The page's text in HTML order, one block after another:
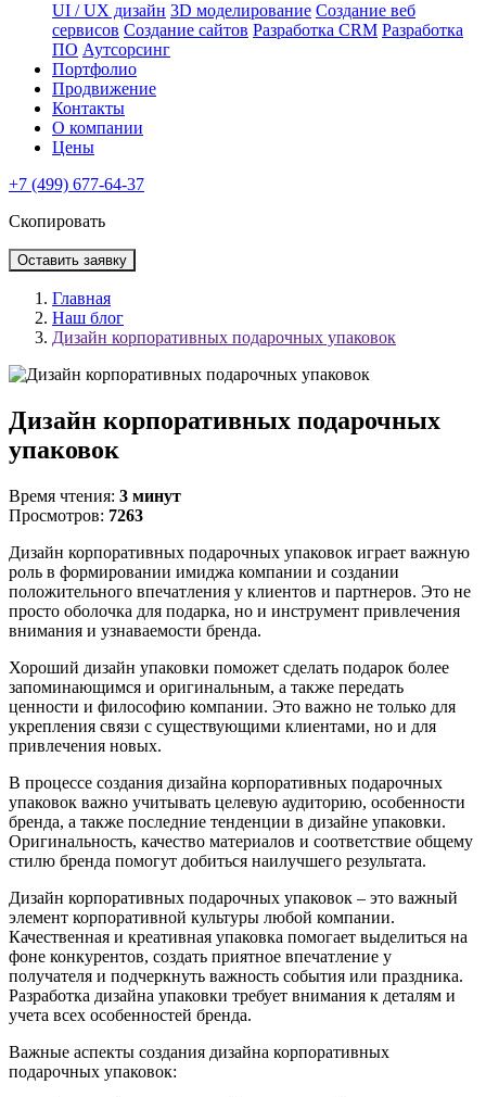
UI / UX дизайн 3D моделирование Создание веб
сервисов Создание сайтов Разработка CRM Разработка
ПО Аутсорсинг
Портфолио
Продвижение
Контакты
О компании
Цены
+7 (499) 677-64-37
Скопировать
Оставить заявку
Главная
Наш блог
Дизайн корпоративных подарочных упаковок
Дизайн корпоративных подарочных
упаковок
Время чтения: 3 минут
Просмотров: 7263
Дизайн корпоративных подарочных упаковок играет важную
роль в формировании имиджа компании и создании
положительного впечатления у клиентов и партнеров. Это не
просто оболочка для подарка, но и инструмент привлечения
внимания и узнаваемости бренда.
Хороший дизайн упаковки поможет сделать подарок более
запоминающимся и оригинальным, а также передать
ценности и философию компании. Это важно не только для
укрепления связи с существующими клиентами, но и для
привлечения новых.
В процессе создания дизайна корпоративных подарочных
упаковок важно учитывать целевую аудиторию, особенности
бренда, а также последние тенденции в дизайне упаковки.
Оригинальность, качество материалов и соответствие общему
стилю бренда помогут добиться наилучшего результата.
Дизайн корпоративных подарочных упаковок – это важный
элемент корпоративной культуры любой компании.
Качественная и креативная упаковка помогает выделиться на
фоне конкурентов, создать приятное впечатление у
получателя и подчеркнуть важность события или праздника.
Разработка дизайна упаковки требует внимания к деталям и
учета всех особенностей бренда.
Важные аспекты создания дизайна корпоративных
подарочных упаковок: